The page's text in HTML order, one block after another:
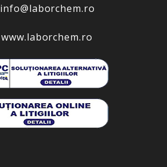
info@laborchem.ro
www.laborchem.ro